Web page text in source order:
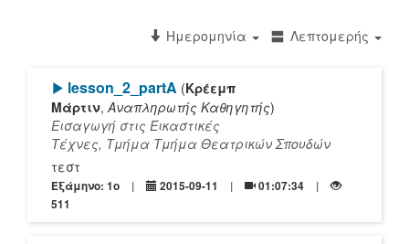
Λεπτομερής
Ημερομηνία
[Play]
lesson_2_partΑ (Κρέεμπ
Μάρτιν,Αναπληρωτής Καθηγητής)
Εισαγωγή στις Εικαστικές
Τέχνες, Τμήμα Τμήμα Θεατρικών Σπουδών
τεστ
Εξάμηνο: 1o 2015-09-11
01:07:34
511